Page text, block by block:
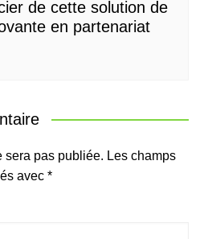
de cette solution de
en partenariat
sera pas publiée. Les champs
avec *